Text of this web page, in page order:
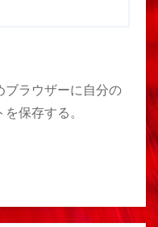
ラウザーに自分の
保存する。